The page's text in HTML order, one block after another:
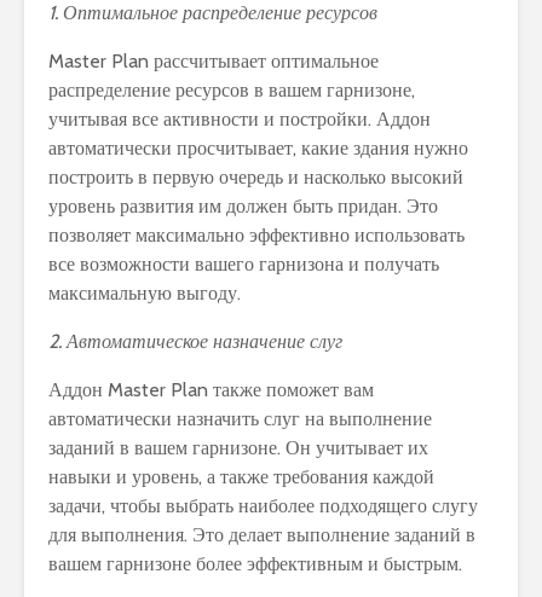
1. Оптимальное распределение ресурсов
Master Plan рассчитывает оптимальное
распределение ресурсов в вашем гарнизоне,
учитывая все активности и постройки. Аддон
автоматически просчитывает, какие здания нужно
построить в первую очередь и насколько высокий
уровень развития им должен быть придан. Это
позволяет максимально эффективно использовать
все возможности вашего гарнизона и получать
максимальную выгоду.
2. Автоматическое назначение слуг
Аддон Master Plan также поможет вам
автоматически назначить слуг на выполнение
заданий в вашем гарнизоне. Он учитывает их
навыки и уровень, а также требования каждой
задачи, чтобы выбрать наиболее подходящего слугу
для выполнения. Это делает выполнение заданий в
вашем гарнизоне более эффективным и быстрым.